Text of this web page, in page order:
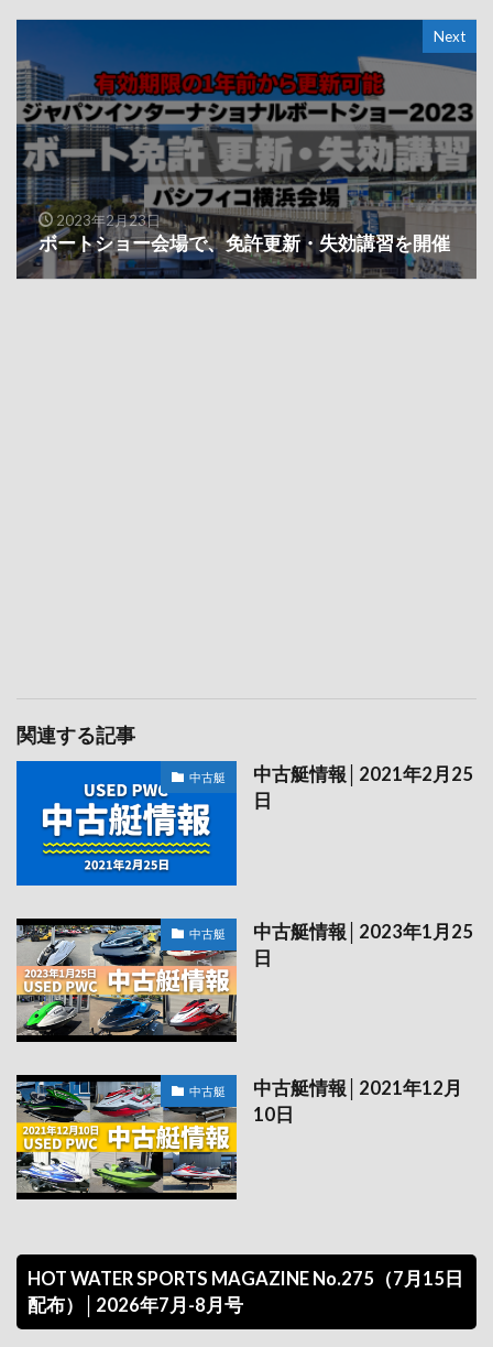
Next
2023年2月23日
ボートショー会場で、免許更新・失効講習を開催
関連する記事
中古艇
中古艇情報│2021年2月25
日
中古艇
中古艇情報│2023年1月25
日
中古艇
中古艇情報│2021年12月
10日
HOT WATER SPORTS MAGAZINE No.275（7月15日
配布）│2026年7月-8月号